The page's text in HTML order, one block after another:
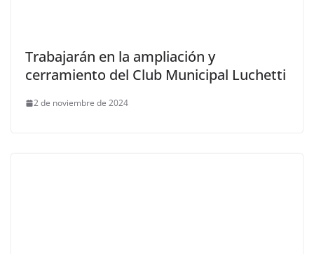
Trabajarán en la ampliación y
cerramiento del Club Municipal Luchetti
2 de noviembre de 2024